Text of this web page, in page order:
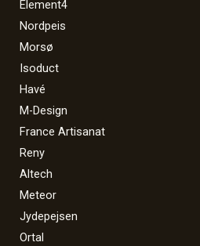
Element4
Nordpeis
Morsø
Isoduct
Havé
M-Design
France Artisanat
Reny
Altech
Meteor
Jydepejsen
Ortal